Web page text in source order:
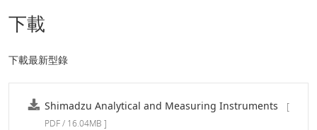
下載
下載最新型錄
Shimadzu Analytical and Measuring Instruments
[
PDF / 16.04MB ]